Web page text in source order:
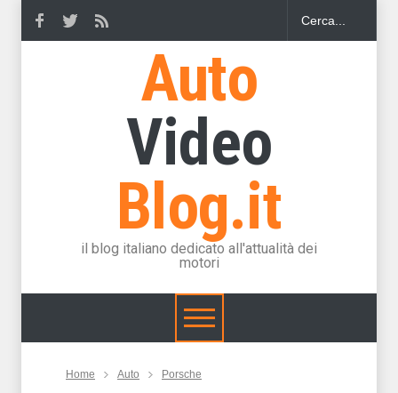
Auto
Video
Blog.it
il blog italiano dedicato all'attualità dei
motori
Home Auto Porsche